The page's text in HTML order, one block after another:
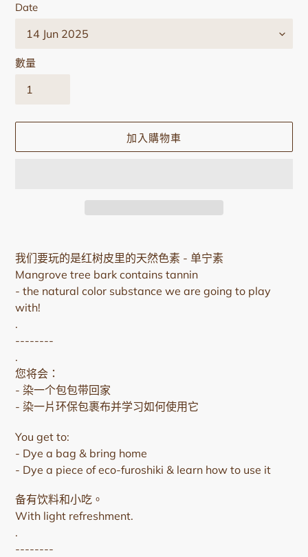
Date
數量
加入購物車
在
將
產
品
的
購
物
我们要玩的是红树皮里的天然色素 - 单宁素
Mangrove tree bark contains tannin
- the natural color substance we are going to play
with!
.
--------
.
您将会：
- 染一个包包带回家
- 染一片环保包裹布并学习如何使用它
You get to:
- Dye a bag & bring home
- Dye a piece of eco-furoshiki & learn how to use it
备有饮料和小吃。
With light refreshment.
.
--------